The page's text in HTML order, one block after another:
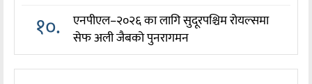
१०.
एनपीएल–२०२६ का लागि सुदूरपश्चिम रोयल्समा
सेफ अली जैबको पुनरागमन